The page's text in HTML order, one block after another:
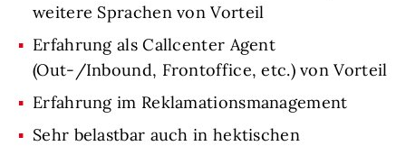
weitere Sprachen von Vorteil
Erfahrung als Callcenter Agent
(Out-/Inbound, Frontoffice, etc.) von Vorteil
Erfahrung im Reklamationsmanagement
Sehr belastbar auch in hektischen